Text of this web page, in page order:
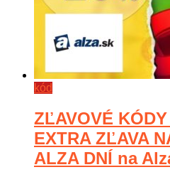
kód
ZĽAVOVÉ
EXTRA ZĽAVA
ALZA DNÍ na